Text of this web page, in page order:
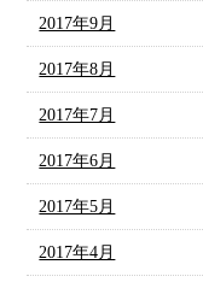
2017年9月
2017年8月
2017年7月
2017年6月
2017年5月
2017年4月